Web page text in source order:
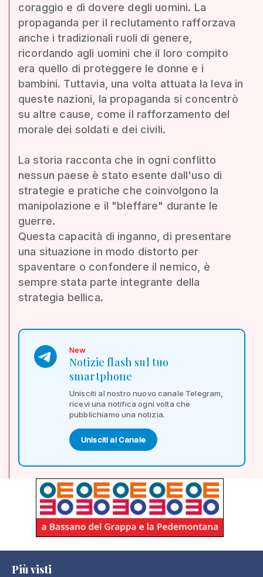
coraggio e di dovere degli uomini. La
propaganda per il reclutamento rafforzava
anche i tradizionali ruoli di genere,
ricordando agli uomini che il loro compito
era quello di proteggere le donne e i
bambini. Tuttavia, una volta attuata la leva in
queste nazioni, la propaganda si concentrò
su altre cause, come il rafforzamento del
morale dei soldati e dei civili.
La storia racconta che in ogni conflitto
nessun paese è stato esente dall'uso di
strategie e pratiche che coinvolgono la
manipolazione e il "bleffare" durante le
guerre.
Questa capacità di inganno, di presentare
una situazione in modo distorto per
spaventare o confondere il nemico, è
sempre stata parte integrante della
strategia bellica.
New
Notizie flash sul tuo
smartphone
Unisciti al nostro nuovo canale Telegram,
ricevi una notifica ogni volta che
pubblichiamo una notizia.
Unisciti al Canale
Più visti